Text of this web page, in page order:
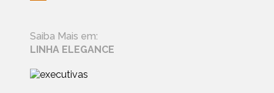
Saiba Mais em:
LINHA ELEGANCE